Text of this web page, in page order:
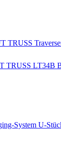
TRUSS
TRUSS LT34B
System U-